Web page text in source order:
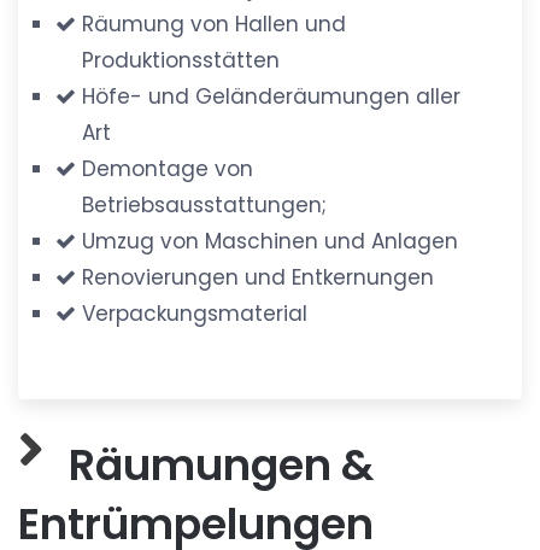
Räumung von Hallen und
Produktionsstätten
Höfe- und Geländeräumungen aller
Art
Demontage von
Betriebsausstattungen;
Umzug von Maschinen und Anlagen
Renovierungen und Entkernungen
Verpackungsmaterial
Räumungen &
Entrümpelungen